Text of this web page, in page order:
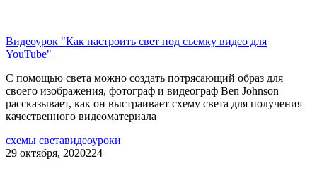
Видеоурок "Как настроить свет под съемку видео для
YouTube"
С помощью света можно создать потрясающий образ для
своего изображения, фотограф и видеограф Ben Johnson
рассказывает, как он выстраивает схему света для получения
качественного видеоматериала
схемы светавидеоуроки
29 октября, 2020224